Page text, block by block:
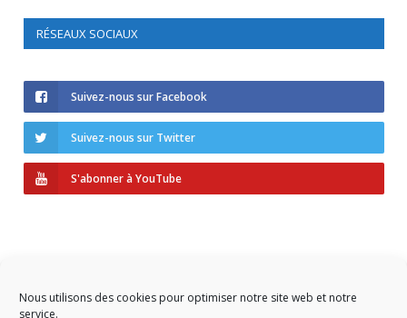
Nous utilisons des cookies pour optimiser notre site web et notre
service.
RÉSEAUX SOCIAUX
Suivez-nous sur Facebook
Suivez-nous sur Twitter
S'abonner à YouTube